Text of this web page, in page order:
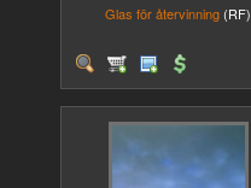
Glas för återvinning (RF)